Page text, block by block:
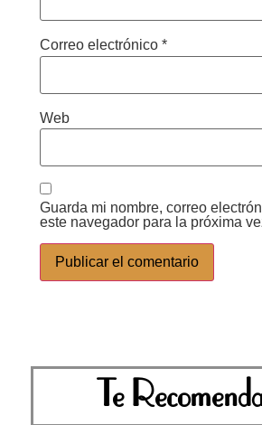
Correo electrónico *
Web
Guarda mi nombre, correo
este navegador para la próxima
Te